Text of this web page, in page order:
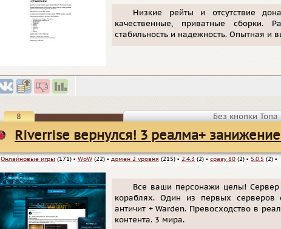
Низкие рейты и отсутствие
качественные, приватные сборки.
стабильность и надежность. Опытная и
Без кнопки Топа
8
Riverrise вернулся! 3 реалма+ занижение
Онлайновые игры (171) ▪ WoW (22) ▪ домен 2 уровня (215) ▪ 2.4.3 (2) ▪ сразу 80 (2) ▪ 5.0.5 (2) ▪
Все ваши персонажи целы!
кораблях. Один из первых серверов
античит + Warden. Превосходство в
контента. 3 мира.